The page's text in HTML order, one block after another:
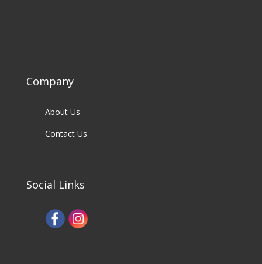
Company
About Us
Contact Us
Social Links